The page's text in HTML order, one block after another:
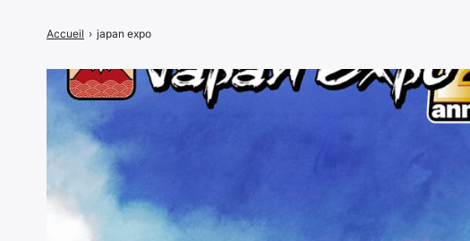
Accueil › japan expo